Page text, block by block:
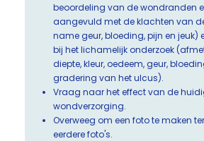
beoordeling van de wondranden
aangevuld met de klachten van
name geur, bloeding, pijn en jeuk)
bij het lichamelijk onderzoek
diepte, kleur, oedeem, geur,
gradering van het ulcus).
Vraag naar het effect van de
wondverzorging.
Overweeg om een foto te maken
eerdere foto's.